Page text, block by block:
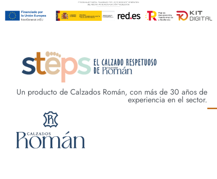
Un producto de Calzados Román, con más de 30 años de
experiencia en el sector.